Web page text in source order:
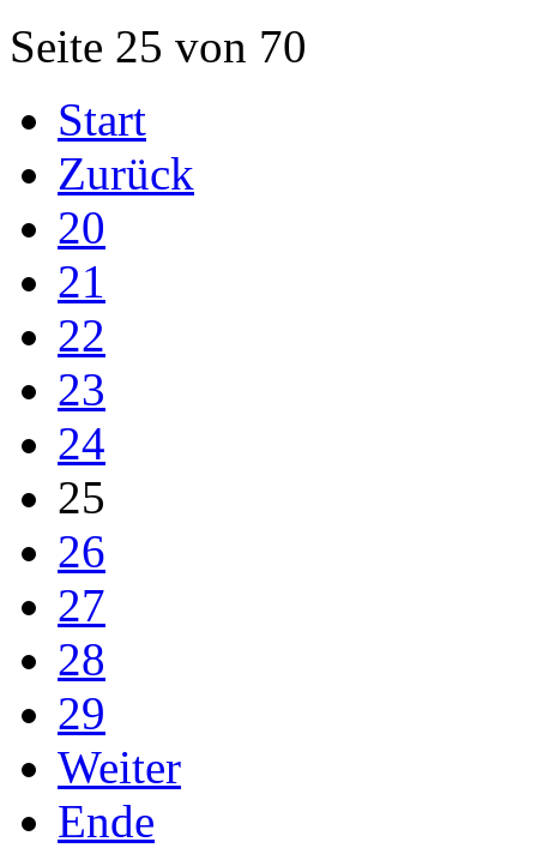
Seite 25 von 70
Start
Zurück
20
21
22
23
24
25
26
27
28
29
Weiter
Ende